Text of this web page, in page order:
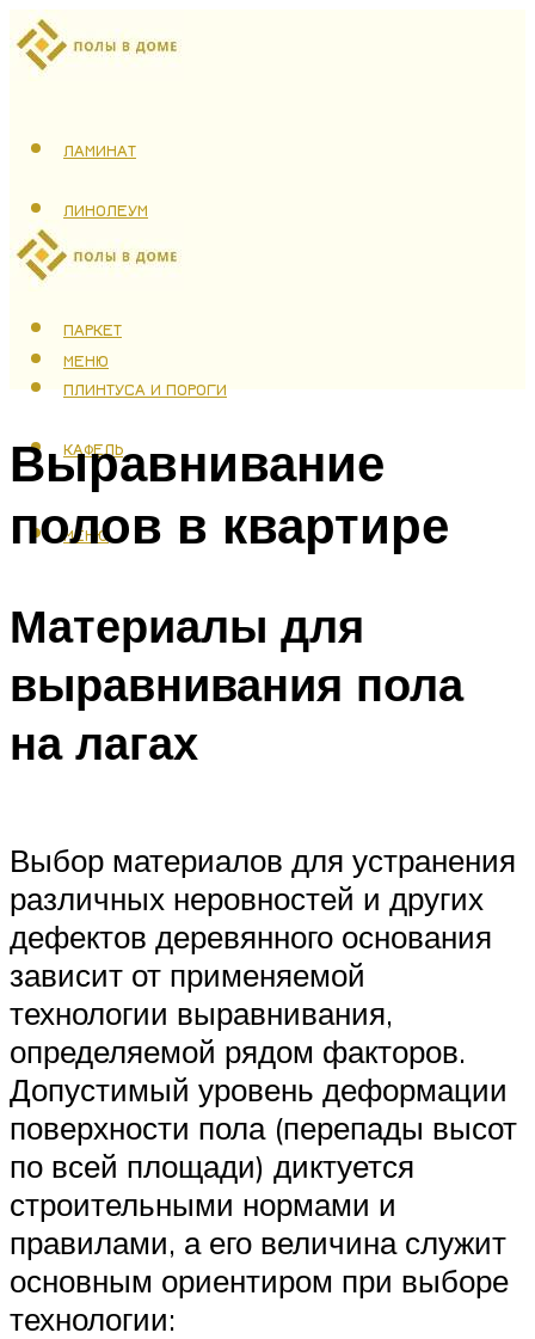
ЛАМИНАТ
ЛИНОЛЕУМ
ТЕПЛЫЙ ПОЛ
ПАРКЕТ
ПЛИНТУСА И ПОРОГИ
КАФЕЛЬ
МЕНЮ
МЕНЮ
Выравнивание
полов в квартире
Материалы для
выравнивания пола
на лагах
Выбор материалов для устранения
различных неровностей и других
дефектов деревянного основания
зависит от применяемой
технологии выравнивания,
определяемой рядом факторов.
Допустимый уровень деформации
поверхности пола (перепады высот
по всей площади) диктуется
строительными нормами и
правилами, а его величина служит
основным ориентиром при выборе
технологии: